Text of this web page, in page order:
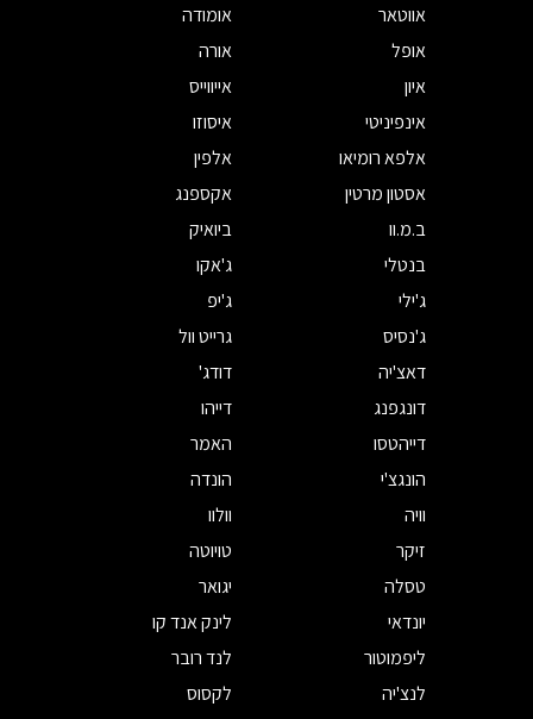
אווטאר
אומודה
אופל
אורה
איון
אייווייס
אינפיניטי
איסוזו
אלפא רומיאו
אלפין
אסטון מרטין
אקספנג
ב.מ.וו
ביואיק
בנטלי
ג'אקו
ג'ילי
ג'יפ
ג'נסיס
גרייט וול
דאצ'יה
דודג'
דונגפנג
דייהו
דייהטסו
האמר
הונגצ'י
הונדה
וויה
וולוו
זיקר
טויוטה
טסלה
יגואר
יונדאי
לינק אנד קו
ליפמוטור
לנד רובר
לנצ'יה
לקסוס